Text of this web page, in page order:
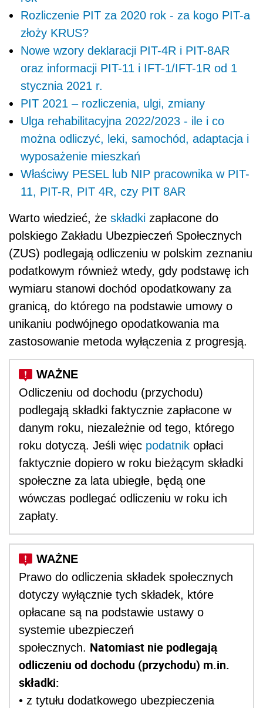
Rozliczenie PIT za 2020 rok - za kogo PIT-a
złoży KRUS?
Nowe wzory deklaracji PIT-4R i PIT-8AR
oraz informacji PIT-11 i IFT-1/IFT-1R od 1
stycznia 2021 r.
PIT 2021 – rozliczenia, ulgi, zmiany
Ulga rehabilitacyjna 2022/2023 - ile i co
można odliczyć, leki, samochód, adaptacja i
wyposażenie mieszkań
Właściwy PESEL lub NIP pracownika w PIT-
11, PIT-R, PIT 4R, czy PIT 8AR
Warto wiedzieć, że składki zapłacone do
polskiego Zakładu Ubezpieczeń Społecznych
(ZUS) podlegają odliczeniu w polskim zeznaniu
podatkowym również wtedy, gdy podstawę ich
wymiaru stanowi dochód opodatkowany za
granicą, do którego na podstawie umowy o
unikaniu podwójnego opodatkowania ma
zastosowanie metoda wyłączenia z progresją.
Odliczeniu od dochodu (przychodu)
podlegają składki faktycznie zapłacone w
danym roku, niezależnie od tego, którego
roku dotyczą. Jeśli więc podatnik opłaci
faktycznie dopiero w roku bieżącym składki
społeczne za lata ubiegłe, będą one
wówczas podlegać odliczeniu w roku ich
zapłaty.
Prawo do odliczenia składek społecznych
dotyczy wyłącznie tych składek, które
opłacane są na podstawie ustawy o
systemie ubezpieczeń
społecznych. Natomiast nie podlegają
odliczeniu od dochodu (przychodu) m.in.
składki:
• z tytułu dodatkowego ubezpieczenia